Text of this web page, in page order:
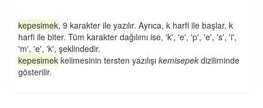
kepesimek, 9 karakter ile yazılır. Ayrıca, k harfi ile başlar, k
harfi ile biter. Tüm karakter dağılımı ise, 'k', 'e', 'p', 'e', 's', 'i',
'm', 'e', 'k', şeklindedir.
kepesimek kelimesinin tersten yazılışı kemisepek diziliminde
gösterilir.